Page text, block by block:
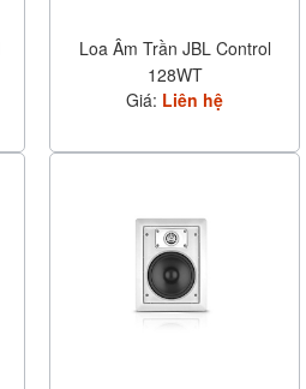
Loa Âm Trần JBL Control
128WT
Giá: Liên hệ